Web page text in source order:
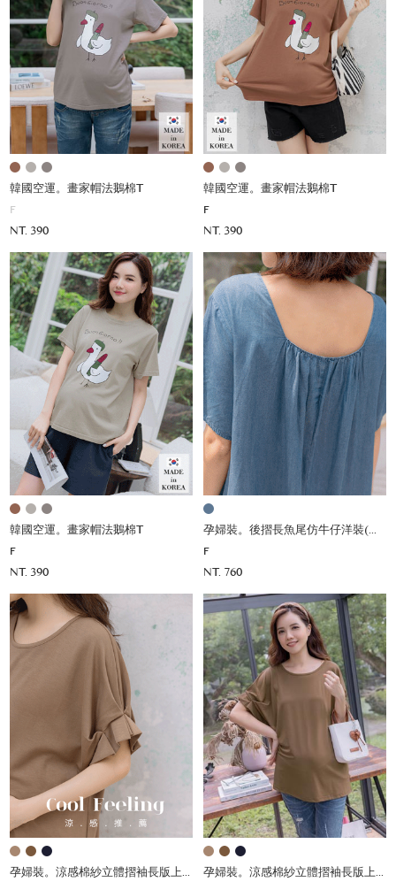
韓國空運。畫家帽法鵝棉T
F
NT. 390
韓國空運。畫家帽法鵝棉T
F
NT. 390
韓國空運。畫家帽法鵝棉T
F
NT. 390
孕婦裝。後摺長魚尾仿牛仔洋裝(薄軟)
F
NT. 760
孕婦裝。涼感棉紗立體摺袖長版上衣(薄彈) 孕婦裝。涼感棉紗立體摺袖長版上衣(薄彈)